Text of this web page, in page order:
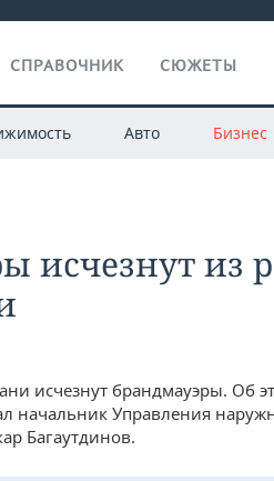
СПРАВОЧНИК СЮЖЕТЫ
Авто Бизнес
исчезнут из
исчезнут брандмауэры. Об
начальник Управления
Багаутдинов.